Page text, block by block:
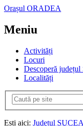
Orașul ORADEA
Meniu
Activități
Locuri
Descoperă județul
Localități
Ești aici: Județul